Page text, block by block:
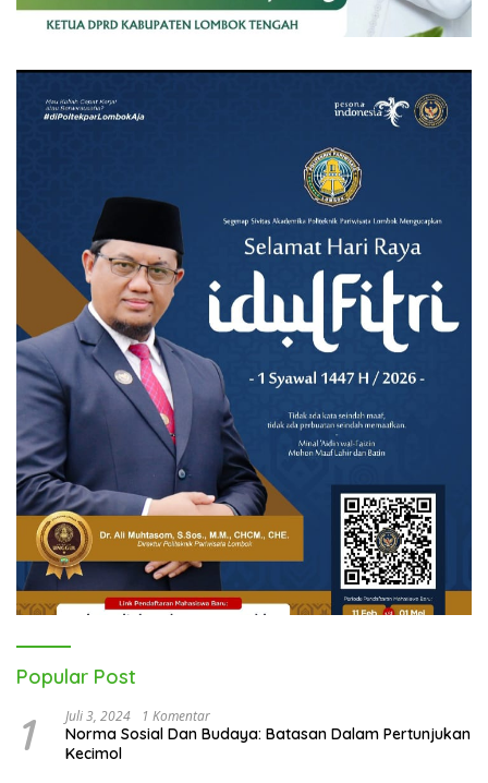
Popular Post
1 Juli 3, 2024 1 Komentar
Norma Sosial Dan Budaya: Batasan Dalam Pertunjukan
Kecimol